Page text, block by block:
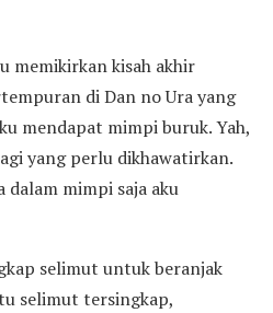
memikirkan kisah akhir
di Dan no Ura yang
mendapat mimpi buruk. Yah,
yang perlu dikhawatirkan.
mimpi saja aku
selimut untuk beranjak
selimut tersingkap,